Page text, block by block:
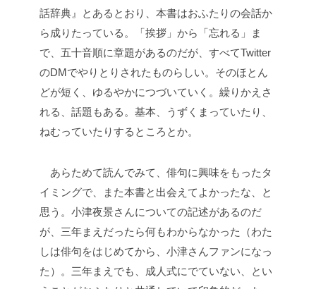
話辞典』とあるとおり、本書はおふたりの会話か
ら成りたっている。「挨拶」から「忘れる」ま
で、五十音順に章題があるのだが、すべてTwitter
のDMでやりとりされたものらしい。そのほとん
どが短く、ゆるやかにつづいていく。繰りかえさ
れる、話題もある。基本、うずくまっていたり、
ねむっていたりするところとか。
あらためて読んでみて、俳句に興味をもったタ
イミングで、また本書と出会えてよかったな、と
思う。小津夜景さんについての記述があるのだ
が、三年まえだったら何もわからなかった（わた
しは俳句をはじめてから、小津さんファンになっ
た）。三年まえでも、成人式にでていない、とい